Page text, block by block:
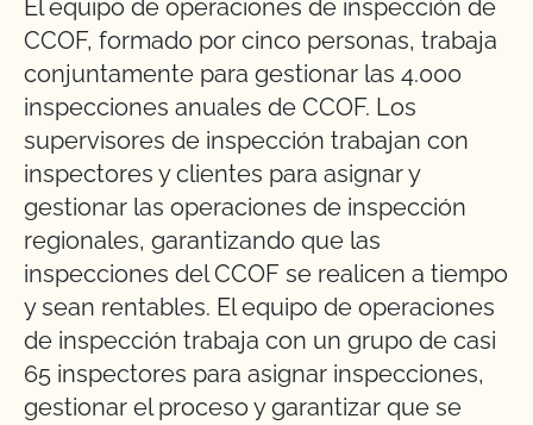
El equipo de operaciones de inspección de
CCOF, formado por cinco personas, trabaja
conjuntamente para gestionar las 4.000
inspecciones anuales de CCOF. Los
supervisores de inspección trabajan con
inspectores y clientes para asignar y
gestionar las operaciones de inspección
regionales, garantizando que las
inspecciones del CCOF se realicen a tiempo
y sean rentables. El equipo de operaciones
de inspección trabaja con un grupo de casi
65 inspectores para asignar inspecciones,
gestionar el proceso y garantizar que se